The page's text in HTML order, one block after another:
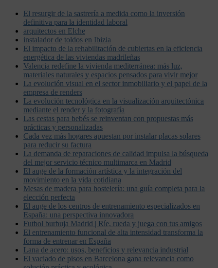
El resurgir de la sastrería a medida como la inversión
definitiva para la identidad laboral
arquitectos en Elche
instalador de toldos en Ibizia
El impacto de la rehabilitación de cubiertas en la eficiencia
energética de las viviendas madrileñas
Valencia redefine la vivienda mediterránea: más luz,
materiales naturales y espacios pensados para vivir mejor
La evolución visual en el sector inmobiliario y el papel de la
empresa de renders
La evolución tecnológica en la visualización arquitectónica
mediante el render y la fotografía
Las cestas para bebés se reinventan con propuestas más
prácticas y personalizadas
Cada vez más hogares apuestan por instalar placas solares
para reducir su factura
La demanda de reparaciones de calidad impulsa la búsqueda
del mejor servicio técnico multimarca en Madrid
El auge de la formación artística y la integración del
movimiento en la vida cotidiana
Mesas de madera para hostelería: una guía completa para la
elección perfecta
El auge de los centros de entrenamiento especializados en
España: una perspectiva innovadora
Futbol burbuja Madrid | Ríe, rueda y juega con tus amigos
El entrenamiento funcional de alta intensidad transforma la
forma de entrenar en España
Lana de acero: usos, beneficios y relevancia industrial
El vaciado de pisos en Barcelona gana relevancia como